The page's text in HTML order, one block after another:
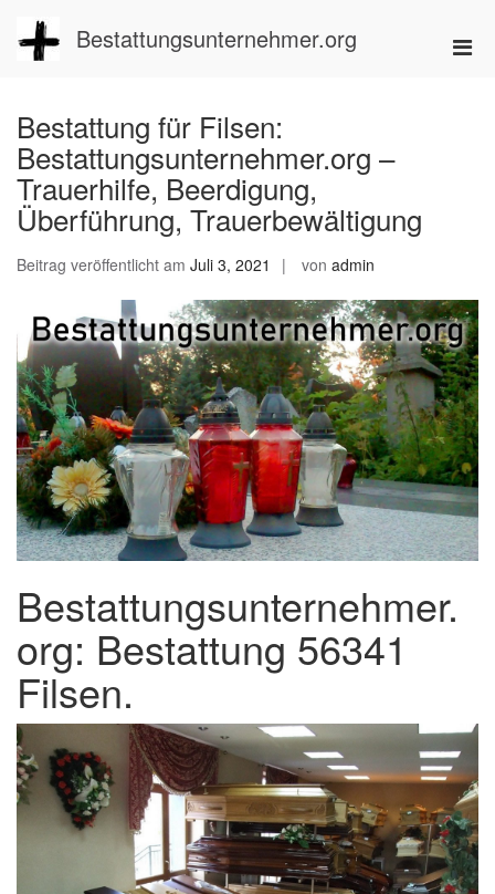
Inhalt
springen
Bestattungsunternehmer.org
Bestattung für Filsen:
Bestattungsunternehmer.org –
Trauerhilfe, Beerdigung,
Überführung, Trauerbewältigung
Beitrag veröffentlicht am Juli 3, 2021 von admin
Bestattungsunternehmer.
org: Bestattung 56341
Filsen.